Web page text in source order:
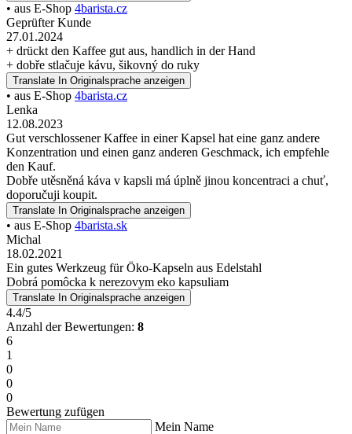
• aus E-Shop 4barista.cz
Geprüfter Kunde
27.01.2024
+ drückt den Kaffee gut aus, handlich in der Hand
+ dobře stlačuje kávu, šikovný do ruky
Translate In Originalsprache anzeigen
• aus E-Shop 4barista.cz
Lenka
12.08.2023
Gut verschlossener Kaffee in einer Kapsel hat eine ganz andere
Konzentration und einen ganz anderen Geschmack, ich empfehle
den Kauf.
Dobře utěsněná káva v kapsli má úplně jinou koncentraci a chuť,
doporučuji koupit.
Translate In Originalsprache anzeigen
• aus E-Shop 4barista.sk
Michal
18.02.2021
Ein gutes Werkzeug für Öko-Kapseln aus Edelstahl
Dobrá pomôcka k nerezovym eko kapsuliam
Translate In Originalsprache anzeigen
4.4/5
Anzahl der Bewertungen: 8
6
1
0
0
0
Bewertung zufügen
Mein Name